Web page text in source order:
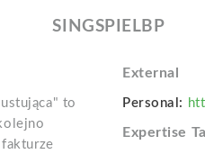
SINGSPIELBP
to
External
Personal:
Expertise